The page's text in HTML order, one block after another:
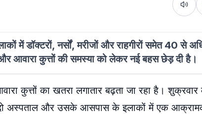
Listen
में डॉक्टरों, नर्सों, मरीजों और राहगीरों समेत 40 से
आवारा कुत्तों की समस्या को लेकर नई बहस छेड़ दी है।
कुत्तों का खतरा लगातार बढ़ता जा रहा है।
अस्पताल और उसके आसपास के इलाकों में एक